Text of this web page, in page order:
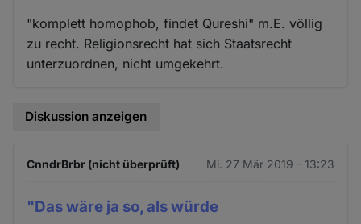
"komplett homophob, findet Qureshi" m.E. völlig
zu recht. Religionsrecht hat sich Staatsrecht
unterzuordnen, nicht umgekehrt.
Diskussion anzeigen
CnndrBrbr (nicht überprüft) Mi. 27 Mär 2019 - 13:23
"Das wäre ja so, als würde